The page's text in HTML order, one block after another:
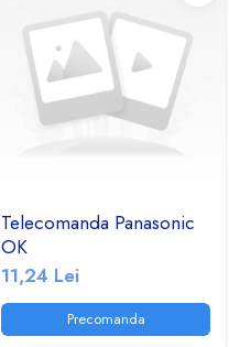
Telecomanda Panasonic
OK
11,24 Lei
Precomanda